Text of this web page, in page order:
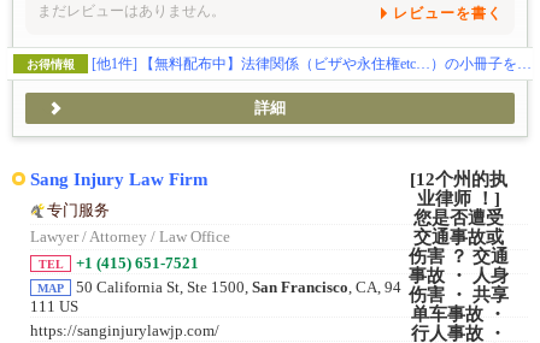
まだレビューはありません。 レビューを書く
お得情報 [他1件] 【無料配布中】法律関係（ビザや永住権etc…）の小冊子をプレゼントしております📝
詳細
Sang Injury Law Firm
专门服务
Lawyer / Attorney / Law Office
TEL +1 (415) 651-7521
MAP 50 California St, Ste 1500, San Francisco, CA, 94
111 US
https://sanginjurylawjp.com/